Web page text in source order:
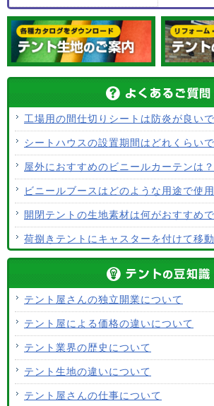
工場用の間仕切りシートは防炎が良い
シートハウスの設置期間はどれくらい
屋外におすすめのビニールカーテンは？
ビニールブースはどのような用途で使
開閉テントの生地素材は何がおすすめ
荷捌きテントにキャスターを付けて移
使用するテント生地の違いは？
ALCなどにオーニングは設置できます
テント生地はクリーニングできますか？
テント屋さんの独立開業について
テント屋による価格の違いについて
テント業界の歴史について
テント生地の違いについて
テント屋さんの仕事について